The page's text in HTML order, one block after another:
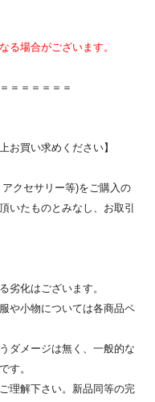
る場合がございます。
＝＝＝＝＝＝
お買い求めください】
クセサリー等)をご購入の
いたものとみなし、お取引
劣化はございます。
や小物については各商品ペ
ダメージは無く、一般的な
す。
理解下さい。新品同等の完